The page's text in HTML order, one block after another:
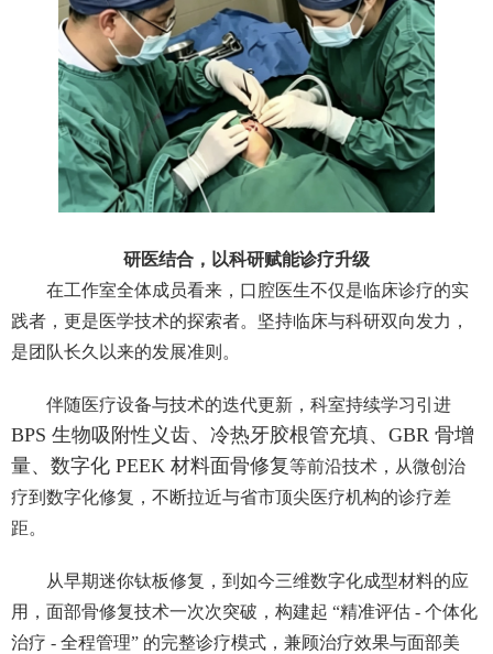
研医结合，以科研赋能诊疗升级
在工作室全体成员看来，口腔医生不仅是临床诊疗的实
践者，更是医学技术的探索者。坚持临床与科研双向发力，
是团队长久以来的发展准则。
伴随医疗设备与技术的迭代更新，科室持续学习引进
BPS 生物吸附性义齿、冷热牙胶根管充填、GBR 骨增
量、数字化 PEEK 材料面骨修复等前沿技术，从微创治
疗到数字化修复，不断拉近与省市顶尖医疗机构的诊疗差
距。
从早期迷你钛板修复，到如今三维数字化成型材料的应
用，面部骨修复技术一次次突破，构建起 “精准评估 - 个体化
治疗 - 全程管理” 的完整诊疗模式，兼顾治疗效果与面部美